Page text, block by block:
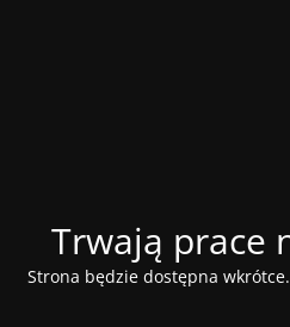
Trwają prace
Strona będzie dostępna